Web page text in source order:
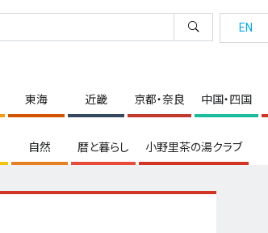
東海 近畿 京都・奈良 中国・四国
自然 暦と暮らし 小野里茶の湯クラブ
EN